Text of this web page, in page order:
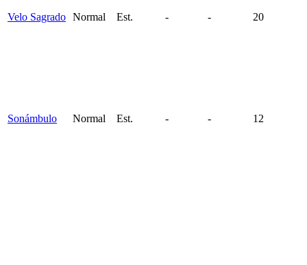
Velo Sagrado Normal Est. - - 20
Sonámbulo Normal Est. - - 12